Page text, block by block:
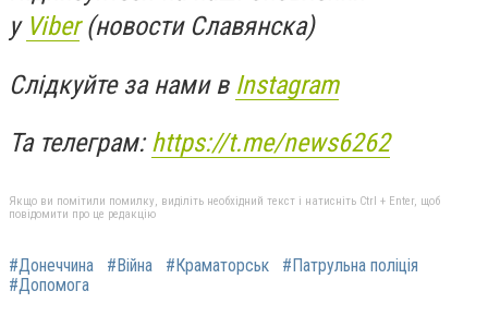
у Viber(новости Славянска)
Слідкуйте за нами в Instagram
Та телеграм:https://t.me/news6262
Якщо ви помітили помилку, виділіть необхідний текст і натисніть Ctrl + Enter, щоб
повідомити про це редакцію
#Донеччина #Війна #Краматорськ
#Патрульна поліція
#Допомога